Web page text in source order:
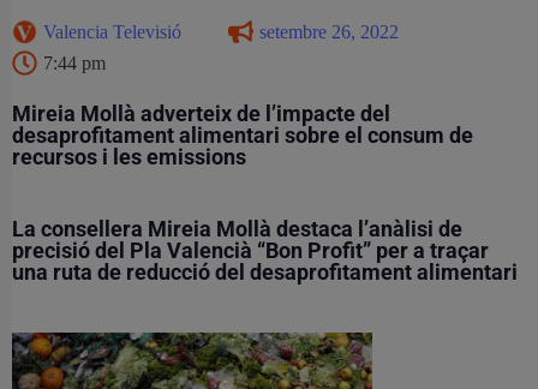
Valencia Televisió
setembre 26, 2022
7:44 pm
Mireia Mollà adverteix de l’impacte del
desaprofitament alimentari sobre el consum de
recursos i les emissions
La consellera Mireia Mollà destaca l’anàlisi de
precisió del Pla Valencià “Bon Profit” per a traçar
una ruta de reducció del desaprofitament alimentari